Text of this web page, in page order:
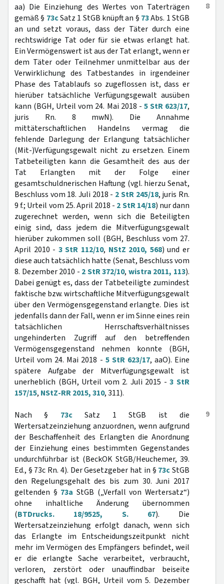
8
aa) Die Einziehung des Wertes von Taterträgen
gemäß § 73cSatz 1 StGB knüpft an § 73Abs. 1 StGB
an und setzt voraus, dass der Täter durch eine
rechtswidrige Tat oder für sie etwas erlangt hat.
Ein Vermögenswert ist aus der Tat erlangt, wenn er
dem Täter oder Teilnehmer unmittelbar aus der
Verwirklichung des Tatbestandes in irgendeiner
Phase des Tatablaufs so zugeflossen ist, dass er
hierüber tatsächliche Verfügungsgewalt ausüben
kann (BGH, Urteil vom 24. Mai 2018 - 5 StR 623/17,
juris Rn. 8 mwN). Die Annahme
mittäterschaftlichen Handelns vermag die
fehlende Darlegung der Erlangung tatsächlicher
(Mit-)Verfügungsgewalt nicht zu ersetzen. Einem
Tatbeteiligten kann die Gesamtheit des aus der
Tat Erlangten mit der Folge einer
gesamtschuldnerischen Haftung (vgl. hierzu Senat,
Beschluss vom 18. Juli 2018 - 2 StR 245/18, juris Rn.
9 f.; Urteil vom 25. April 2018 - 2 StR 14/18) nur dann
zugerechnet werden, wenn sich die Beteiligten
einig sind, dass jedem die Mitverfügungsgewalt
hierüber zukommen soll (BGH, Beschluss vom 27.
April 2010 - 3 StR 112/10, NStZ 2010, 568) und er
diese auch tatsächlich hatte (Senat, Beschluss vom
8. Dezember 2010 - 2 StR 372/10, wistra 2011, 113).
Dabei genügt es, dass der Tatbeteiligte zumindest
faktische bzw. wirtschaftliche Mitverfügungsgewalt
über den Vermögensgegenstand erlangte. Dies ist
jedenfalls dann der Fall, wenn er im Sinne eines rein
tatsächlichen Herrschaftsverhältnisses
ungehinderten Zugriff auf den betreffenden
Vermögensgegenstand nehmen konnte (BGH,
Urteil vom 24. Mai 2018 - 5 StR 623/17, aaO). Eine
spätere Aufgabe der Mitverfügungsgewalt ist
unerheblich (BGH, Urteil vom 2. Juli 2015 -3 StR
157/15, NStZ-RR 2015, 310, 311).
9
Nach § 73cSatz 1 StGB ist die
Wertersatzeinziehung anzuordnen, wenn aufgrund
der Beschaffenheit des Erlangten die Anordnung
der Einziehung eines bestimmten Gegenstandes
undurchführbar ist (BeckOK StGB/Heuchemer, 39.
Ed., § 73c Rn. 4). Der Gesetzgeber hat in § 73cStGB
den Regelungsgehalt des bis zum 30. Juni 2017
geltenden § 73a StGB („Verfall von Wertersatz“)
ohne inhaltliche Änderung übernommen
(BTDrucks. 18/9525, S. 67). Die
Wertersatzeinziehung erfolgt danach, wenn sich
das Erlangte im Entscheidungszeitpunkt nicht
mehr im Vermögen des Empfängers befindet, weil
er die erlangte Sache verarbeitet, verbraucht,
verloren, zerstört oder unauffindbar beiseite
geschafft hat (vgl. BGH, Urteil vom 5. Dezember